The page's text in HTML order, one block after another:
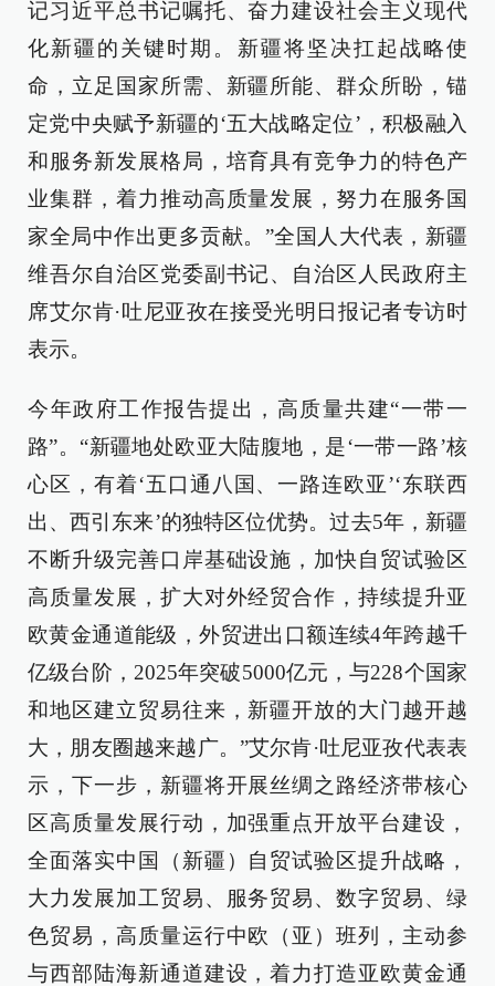
记习近平总书记嘱托、奋力建设社会主义现代
化新疆的关键时期。新疆将坚决扛起战略使
命，立足国家所需、新疆所能、群众所盼，锚
定党中央赋予新疆的‘五大战略定位’，积极融入
和服务新发展格局，培育具有竞争力的特色产
业集群，着力推动高质量发展，努力在服务国
家全局中作出更多贡献。”全国人大代表，新疆
维吾尔自治区党委副书记、自治区人民政府主
席艾尔肯·吐尼亚孜在接受光明日报记者专访时
表示。
今年政府工作报告提出，高质量共建“一带一
路”。“新疆地处欧亚大陆腹地，是‘一带一路’核
心区，有着‘五口通八国、一路连欧亚’‘东联西
出、西引东来’的独特区位优势。过去5年，新疆
不断升级完善口岸基础设施，加快自贸试验区
高质量发展，扩大对外经贸合作，持续提升亚
欧黄金通道能级，外贸进出口额连续4年跨越千
亿级台阶，2025年突破5000亿元，与228个国家
和地区建立贸易往来，新疆开放的大门越开越
大，朋友圈越来越广。”艾尔肯·吐尼亚孜代表表
示，下一步，新疆将开展丝绸之路经济带核心
区高质量发展行动，加强重点开放平台建设，
全面落实中国（新疆）自贸试验区提升战略，
大力发展加工贸易、服务贸易、数字贸易、绿
色贸易，高质量运行中欧（亚）班列，主动参
与西部陆海新通道建设，着力打造亚欧黄金通